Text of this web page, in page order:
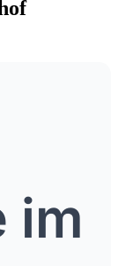
im